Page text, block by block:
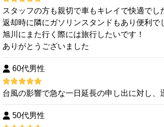
スタッフの方も親切で車もキレイで快適でし
返却時に隣にガソリンスタンドもあり便利で
旭川にまた行く際には旅行したいです！
ありがとうございました
60代男性
台風の影響で急な一日延長の申し出に対し、
50代男性